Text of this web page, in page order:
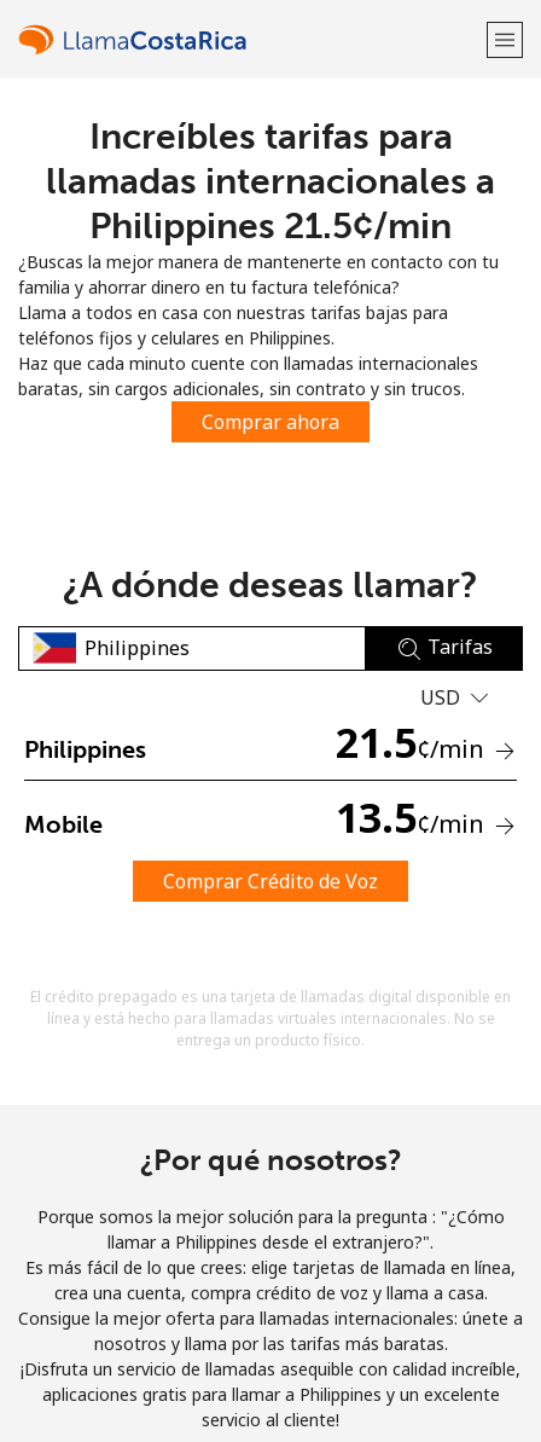
¡Bienvenido!
Regístrate con
o
No se ha creado una contraseña
Un número
Mantente en contacto para recibir nuestras mejores
¡Hola!
Inicia sesión oREGÍSTRATE →
Increíbles tarifas para
llamadas internacionales a
Philippines ⁦21.5¢⁩/min
¿Buscas la mejor manera de mantenerte en contacto con tu
familia y ahorrar dinero en tu factura telefónica?
Llama a todos en casa con nuestras tarifas bajas para
teléfonos fijos y celulares en Philippines.
Haz que cada minuto cuente con llamadas internacionales
baratas, sin cargos adicionales, sin contrato y sin trucos.
Comprar ahora
¿A dónde deseas llamar?
Tarifas
USD
Philippines 21.5¢/min
Mobile 13.5¢/min
Comprar Crédito de Voz
El crédito prepagado es una tarjeta de llamadas digital disponible en
línea y está hecho para llamadas virtuales internacionales. No se
entrega un producto físico.
¿Por qué nosotros?
Porque somos la mejor solución para la pregunta : "¿Cómo
llamar a Philippines desde el extranjero?".
Es más fácil de lo que crees: elige tarjetas de llamada en línea,
crea una cuenta, compra crédito de voz y llama a casa.
Consigue la mejor oferta para llamadas internacionales: únete a
nosotros y llama por las tarifas más baratas.
¡Disfruta un servicio de llamadas asequible con calidad increíble,
aplicaciones gratis para llamar a Philippines y un excelente
servicio al cliente!